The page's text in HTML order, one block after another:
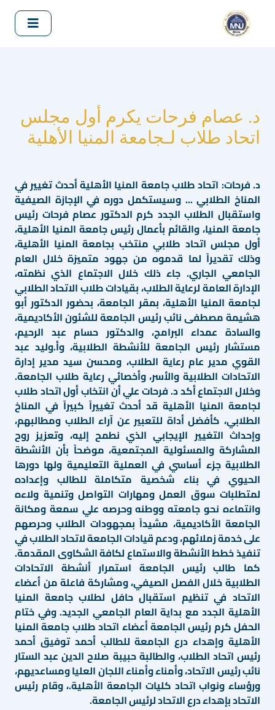
د. عصام فرحات يكرم أول مجلس
اتحاد طلاب لـجامعة المنيا الأهلية
د. فرحات: اتحاد طلاب جامعة المنيا الأهلية أحدث تغيير في
المناخ الطلابي ... وسيستكمل دوره في الإجازة الصيفية
واستقبال الطلاب الجدد كرم الدكتور عصام فرحات رئيس
جامعة المنيا، والقائم بأعمال رئيس جامعة المنيا الأهلية،
أول مجلس اتحاد طلابي منتخب بجامعة المنيا الأهلية،
وذلك تقديراً لما قدموه من جهود متميزة خلال العام
الجامعي الجاري. جاء ذلك خلال الاجتماع الذي نظمته،
الإدارة العامة لرعاية الطلاب، بقيادات طلاب الاتحاد الطلابي
لجامعة المنيا الأهلية، بمقر الجامعة، بحضور الدكتور أبو
هشيمة مصطفى نائب رئيس الجامعة للشئون الأكاديمية،
والسادة عمداء البرامج، والدكتور حسام عبد الرحيم،
مستشار رئيس الجامعة للأنشطة الطلابية، وأ.وليد عبد
القوي مدير عام رعاية الطلاب، ومحسن سيد مدير إدارة
الاتحادات الطلابية والأسر، وأخصائي رعاية طلاب الجامعة.
وخلال الاجتماع أكد د. فرحات علي أن انتخاب أول اتحاد طلاب
لجامعة المنيا الأهلية قد أحدث تغييراً كبيراً في المناخ
الطلابي، كأفضل أداة للتعبير عن آراء الطلاب ومطالبهم،
وإحداث التغيير الإيجابي الذي نطمح إليه، وتعزيز روح
المشاركة والمسئولية المجتمعية، موضحاً بأن الأنشطة
الطلابية جزء أساسي في العملية التعليمية ولها دورها
الحيوي في بناء شخصية متكاملة للطالب وإعداده
لمتطلبات سوق العمل ومهارات التواصل وتنمية ولاءه
وانتماءه نحو جامعته ووطنه وحرصه علي سمعة ومكانة
الجامعة الأكاديمية، مشيداً بمجهودات الطلاب وحرصهم
على خدمة زملائهم، ودعم قيادات الجامعة لاتحاد الطلاب في
تنفيذ خطط الأنشطة والاستماع لكافة الشكاوى المقدمة.
كما طالب رئيس الجامعة استمرار أنشطة الاتحادات
الطلابية خلال الفصل الصيفي، ومشاركة فاعلة من أعضاء
الاتحاد في تنظيم استقبال حافل لطلاب جامعة المنيا
الأهلية الجدد مع بداية العام الجامعي الجديد. وفي ختام
الحفل كرم رئيس الجامعة أعضاء اتحاد طلاب جامعة المنيا
الأهلية وإهداء درع الجامعة للطالب أحمد توفيق أحمد
رئيس اتحاد الطلاب، والطالبة حبيبة صلاح الدين عبد الستار
نائب رئيس الاتحاد، وأمناء وأمناء اللجان العليا ومساعديهم،
ورؤساء ونواب اتحاد كليات الجامعة الأهلية.، وقام رئيس
الاتحاد بإهداء درع الاتحاد لرئيس الجامعة.